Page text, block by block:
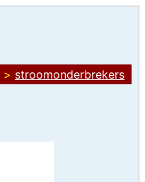
> stroomonderbrekers